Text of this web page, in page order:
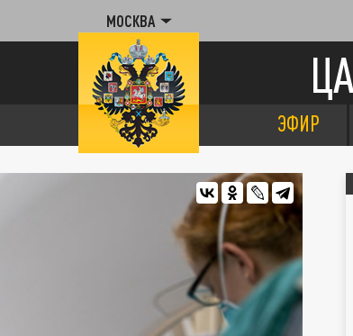
МОСКВА
ЭФИР